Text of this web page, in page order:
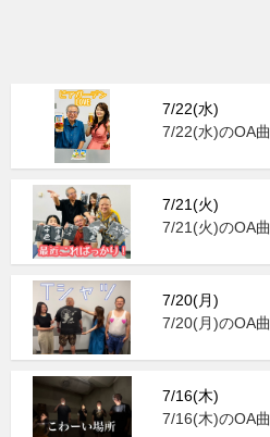
7/22(水)
7/22(水)のOA曲
7/21(火)
7/21(火)のOA曲
7/20(月)
7/20(月)のOA曲
7/16(木)
7/16(木)のOA曲